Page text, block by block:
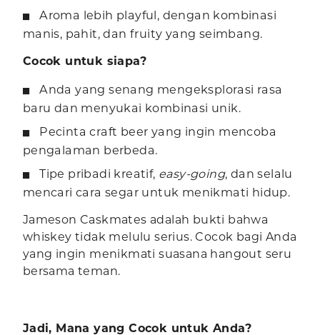
Aroma lebih playful, dengan kombinasi
manis, pahit, dan fruity yang seimbang.
Cocok untuk siapa?
Anda yang senang mengeksplorasi rasa
baru dan menyukai kombinasi unik.
Pecinta craft beer yang ingin mencoba
pengalaman berbeda.
Tipe pribadi kreatif, easy-going, dan selalu
mencari cara segar untuk menikmati hidup.
Jameson Caskmates adalah bukti bahwa
whiskey tidak melulu serius. Cocok bagi Anda
yang ingin menikmati suasana hangout seru
bersama teman.
Jadi, Mana yang Cocok untuk Anda?